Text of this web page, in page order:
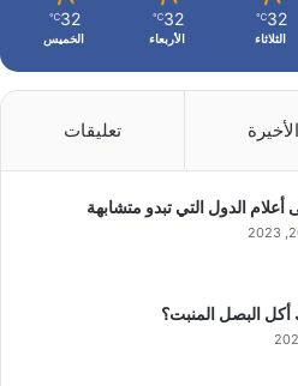
32
℃
الثلاثاء
32
℃
الأربعاء
32
℃
الخميس
الأخيرة تعليقات
الدول التي تبدو متشابهة
البصل المنبت؟